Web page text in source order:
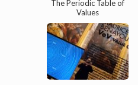
The Periodic Table of
Values